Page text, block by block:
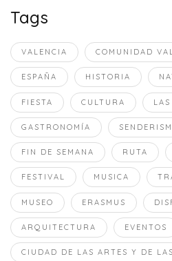
Tags
VALENCIA COMUNIDAD
ESPAÑA HISTORIA
FIESTA CULTURA
GASTRONOMÍA
FIN DE SEMANA RUTA
FESTIVAL MUSICA
MUSEO ERASMUS
ARQUITECTURA EVENTOS
CIUDAD DE LAS ARTES Y DE